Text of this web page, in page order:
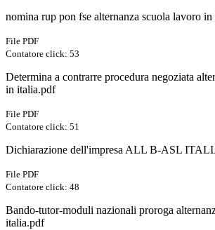
nomina rup pon fse alternanza scuola lavoro
File PDF
Contatore click: 53
Determina a contrarre procedura negoziata
in italia.pdf
File PDF
Contatore click: 51
Dichiarazione dell'impresa ALL B-ASL
File PDF
Contatore click: 48
Bando-tutor-moduli nazionali proroga
italia.pdf